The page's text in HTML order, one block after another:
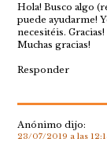
Hola! Busco algo
puede ayudarme!
necesitéis.
Muchas gracias!
Responder
Anónimo dijo:
23/07/2019 a las